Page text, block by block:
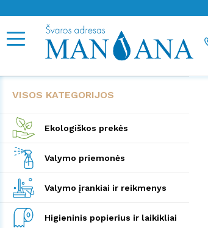
VISOS KATEGORIJOS
Ekologiškos prekės
Valymo priemonės
Valymo įrankiai ir reikmenys
Higieninis popierius ir laikikliai